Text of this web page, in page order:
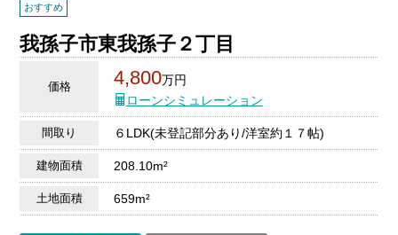
おすすめ
我孫子市東我孫子２丁目
価格 4,800万円
ローンシミュレーション
間取り ６LDK(未登記部分あり/洋室約１７帖)
建物面積 208.10m²
土地面積 659m²